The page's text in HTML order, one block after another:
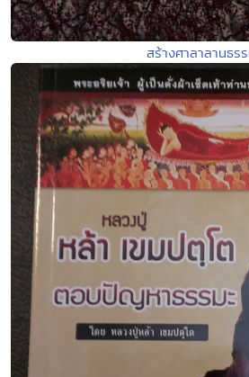
สร้างศาลาลานธร